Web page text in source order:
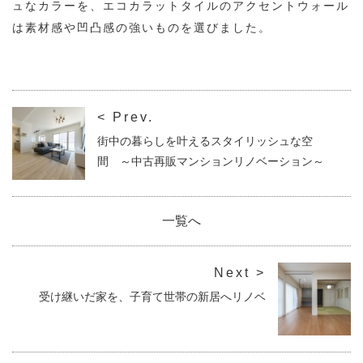
ュなカラーを、エコカラットタイルのアクセントウォール
は素材感や凹凸感の強いものを選びました。
< Prev.
街中の暮らしを叶えるスタイリッシュな空
間 ～中古再販マンションリノベーション～
一覧へ
Next >
受け継いだ家を、子育て世帯の新居へリノベ